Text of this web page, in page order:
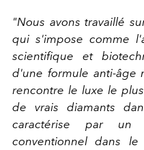
"Nous avons travaillé
qui s'impose comme
scientifique et
d'une formule anti-âge
rencontre le luxe le
de vrais diamants
caractérise par
conventionnel dans